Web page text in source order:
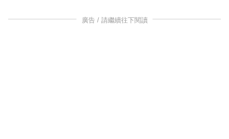
廣告 / 請繼續往下閱讀